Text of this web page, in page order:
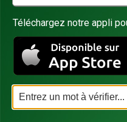
Téléchargez notre appli